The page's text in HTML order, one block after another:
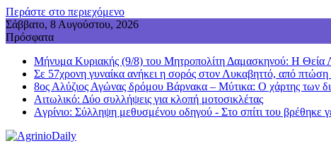
Περάστε στο περιεχόμενο
Σάββατο, 8 Αυγούστου, 2026
Πρόσφατα
Μήνυμα Κυριακής (9/8) του Μητροπολίτη Δαμασκηνού: Η Θεία
Σε 57χρονη γυναίκα ανήκει η σορός στον Λυκαβηττό, από πτώση
8ος Αλύζιος Αγώνας δρόμου Βάρνακα – Μύτικα: Ο χάρτης των
Aιτωλικό: Δύο συλλήψεις για κλοπή μοτοσικλέτας
Aγρίνιο: Σύλληψη μεθυσμένου οδηγού - Στο σπίτι του βρέθηκε